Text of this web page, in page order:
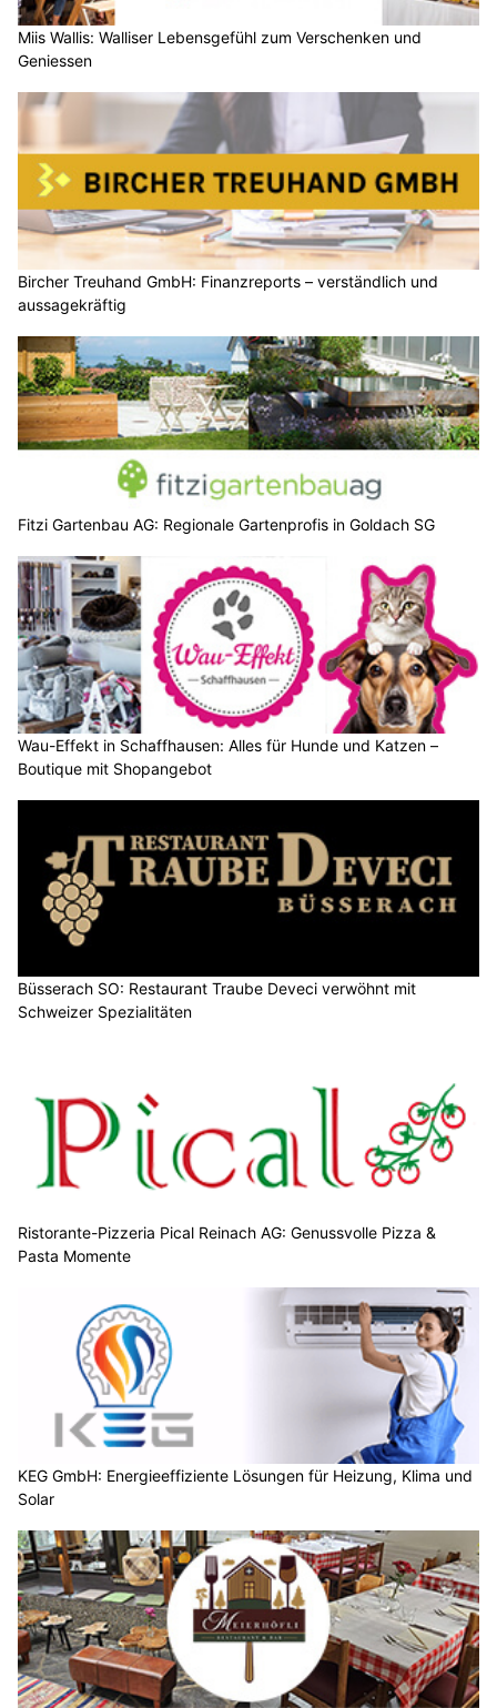
Miis Wallis: Walliser Lebensgefühl zum Verschenken und
Geniessen
Bircher Treuhand GmbH: Finanzreports – verständlich und
aussagekräftig
Fitzi Gartenbau AG: Regionale Gartenprofis in Goldach SG
Wau-Effekt in Schaffhausen: Alles für Hunde und Katzen –
Boutique mit Shopangebot
Büsserach SO: Restaurant Traube Deveci verwöhnt mit
Schweizer Spezialitäten
Ristorante-Pizzeria Pical Reinach AG: Genussvolle Pizza &
Pasta Momente
KEG GmbH: Energieeffiziente Lösungen für Heizung, Klima und
Solar